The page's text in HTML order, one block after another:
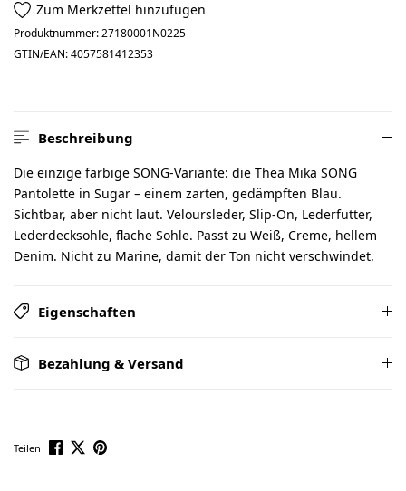
Zum Merkzettel hinzufügen
Produktnummer:27180001N0225
GTIN/EAN:4057581412353
Beschreibung
Die einzige farbige SONG-Variante: die Thea Mika SONG
Pantolette in Sugar – einem zarten, gedämpften Blau.
Sichtbar, aber nicht laut. Veloursleder, Slip-On, Lederfutter,
Lederdecksohle, flache Sohle. Passt zu Weiß, Creme, hellem
Denim. Nicht zu Marine, damit der Ton nicht verschwindet.
Eigenschaften
Bezahlung & Versand
Teilen